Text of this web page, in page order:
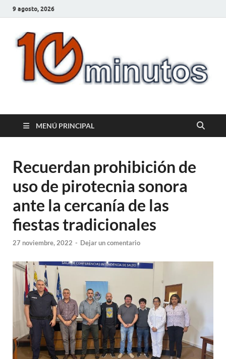
9 agosto, 2026
10minutos.com.uy
MENÚ PRINCIPAL
Recuerdan prohibición de
uso de pirotecnia sonora
ante la cercanía de las
fiestas tradicionales
27 noviembre, 2022 - Dejar un comentario